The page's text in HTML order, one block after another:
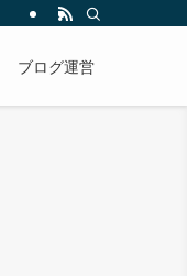
ブログ運営